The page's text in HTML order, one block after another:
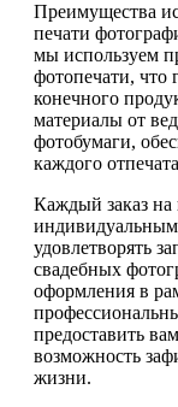
Преимущества
печати
мы используем
фотопечати, что
конечного
материалы от
фотобумаги,
каждого
Каждый заказ на
индивидуальным
удовлетворять
свадебных
оформления в
предоставить
возможность
жизни.